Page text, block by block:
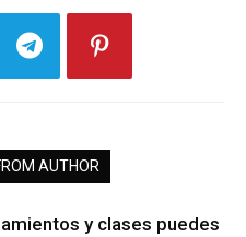
AUTHOR
y clases puedes